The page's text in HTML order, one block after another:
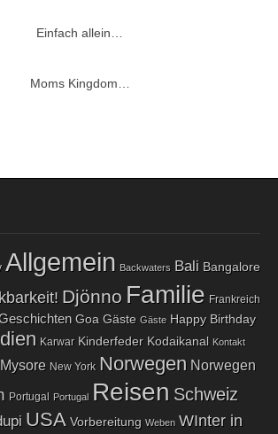
Einfach allein…
Moms Kingdom…
Allgemein Backwaters Bali Bangalore
Djönno Familie Frankreich
Goa Gäste Gäste Happy Birthday
Karwar Kinderfeder Kodaikanal Kontakt
Mysore New York Norwegen Norwegen
Portugal Portugal Reisen Schweiz
USA Vorbereitung Weben WInter in